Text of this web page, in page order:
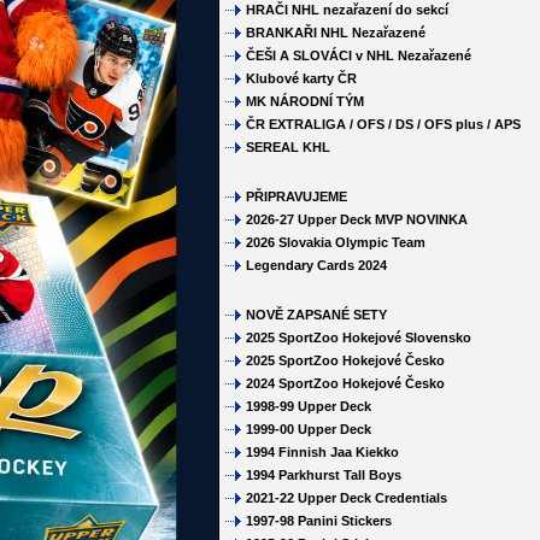
HRAČI NHL nezařazení do sekcí
BRANKAŘI NHL Nezařazené
ČEŠI A SLOVÁCI v NHL Nezařazené
Klubové karty ČR
MK NÁRODNÍ TÝM
ČR EXTRALIGA / OFS / DS / OFS plus / APS
SEREAL KHL
PŘIPRAVUJEME
2026-27 Upper Deck MVP NOVINKA
2026 Slovakia Olympic Team
Legendary Cards 2024
NOVĚ ZAPSANÉ SETY
2025 SportZoo Hokejové Slovensko
2025 SportZoo Hokejové Česko
2024 SportZoo Hokejové Česko
1998-99 Upper Deck
1999-00 Upper Deck
1994 Finnish Jaa Kiekko
1994 Parkhurst Tall Boys
2021-22 Upper Deck Credentials
1997-98 Panini Stickers